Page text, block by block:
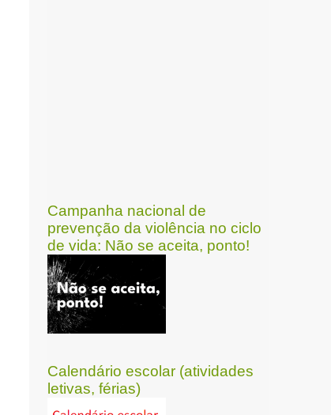
Campanha nacional de
prevenção da violência no ciclo
de vida: Não se aceita, ponto!
Calendário escolar (atividades
letivas, férias)